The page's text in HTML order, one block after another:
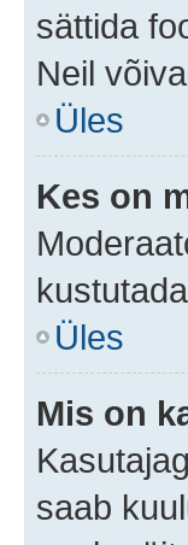
sättida
Neil
Üles
Kes on
Üles
Mis on
saab